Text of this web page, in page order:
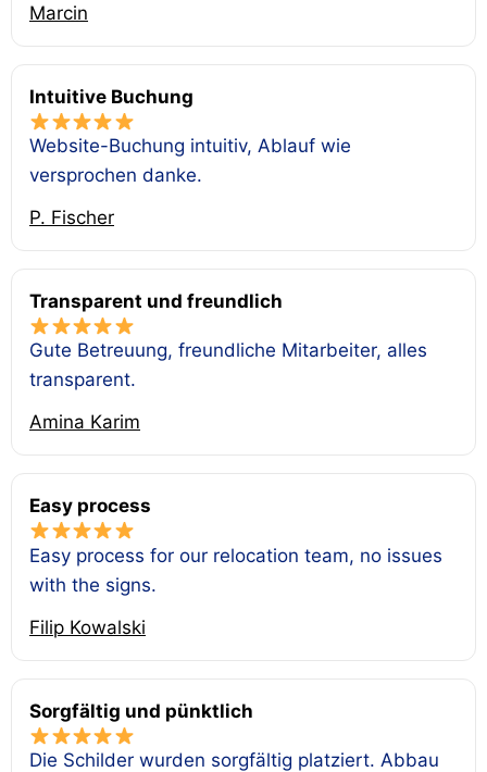
Marcin
Intuitive Buchung
Website-Buchung intuitiv, Ablauf wie
versprochen danke.
P. Fischer
Transparent und freundlich
Gute Betreuung, freundliche Mitarbeiter, alles
transparent.
Amina Karim
Easy process
Easy process for our relocation team, no issues
with the signs.
Filip Kowalski
Sorgfältig und pünktlich
Die Schilder wurden sorgfältig platziert. Abbau